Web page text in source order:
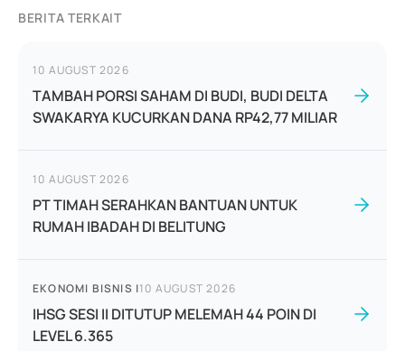
BERITA TERKAIT
10 AUGUST 2026
TAMBAH PORSI SAHAM DI BUDI, BUDI DELTA
SWAKARYA KUCURKAN DANA RP42,77 MILIAR
10 AUGUST 2026
PT TIMAH SERAHKAN BANTUAN UNTUK
RUMAH IBADAH DI BELITUNG
EKONOMI BISNIS |10 AUGUST 2026
IHSG SESI II DITUTUP MELEMAH 44 POIN DI
LEVEL 6.365